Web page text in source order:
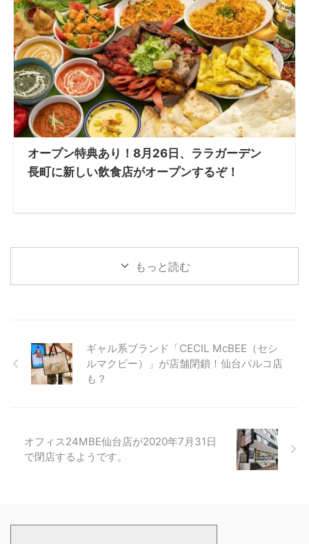
オープン特典あり！8月26日、ララガーデン
長町に新しい飲食店がオープンするぞ！
もっと読む
ギャル系ブランド「CECIL McBEE（セシ
ルマクビー）」が店舗閉鎖！仙台パルコ店
も？
オフィス24MBE仙台店が2020年7月31日
で閉店するようです。